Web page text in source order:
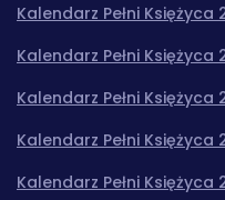
Kalendarz Pełni Księżyca
Kalendarz Pełni Księżyca
Kalendarz Pełni Księżyca
Kalendarz Pełni Księżyca
Kalendarz Pełni Księżyca